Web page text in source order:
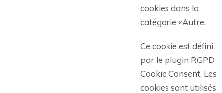
cookies dans la
catégorie «Autre.
Ce cookie est défini
par le plugin RGPD
Cookie Consent. Les
cookies sont utilisés